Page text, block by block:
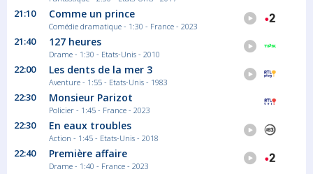
21:10 Comme un prince
Comédie dramatique - 1:30 - France - 2023
21:40 127 heures
Drame - 1:30 - Etats-Unis - 2010
22:00 Les dents de la mer 3
Aventure - 1:55 - Etats-Unis - 1983
22:30 Monsieur Parizot
Policier - 1:45 - France - 2023
22:30 En eaux troubles
Action - 1:45 - Etats-Unis - 2018
22:40 Première affaire
Drame - 1:40 - France - 2023